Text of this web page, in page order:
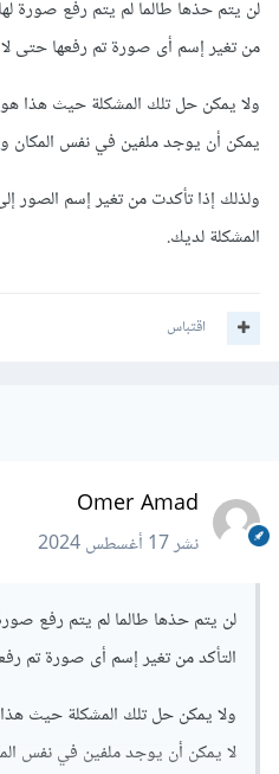
لن يتم حذها طالما لم يتم رفع صورة
من تغير إسم أى صورة تم رفعها حتى
ولا يمكن حل تلك المشكلة حيث هذا
يمكن أن يوجد ملفين في نفس المكان
ولذلك إذا تأكدت من تغير إسم الصور
المشكلة لديك.
اقتباس
Omer Amad
نشر17 أغسطس 2024
لن يتم حذها طالما لم يتم رفع
التأكد من تغير إسم أى صورة تم
ولا يمكن حل تلك المشكلة حيث
لا يمكن أن يوجد ملفين في نفس